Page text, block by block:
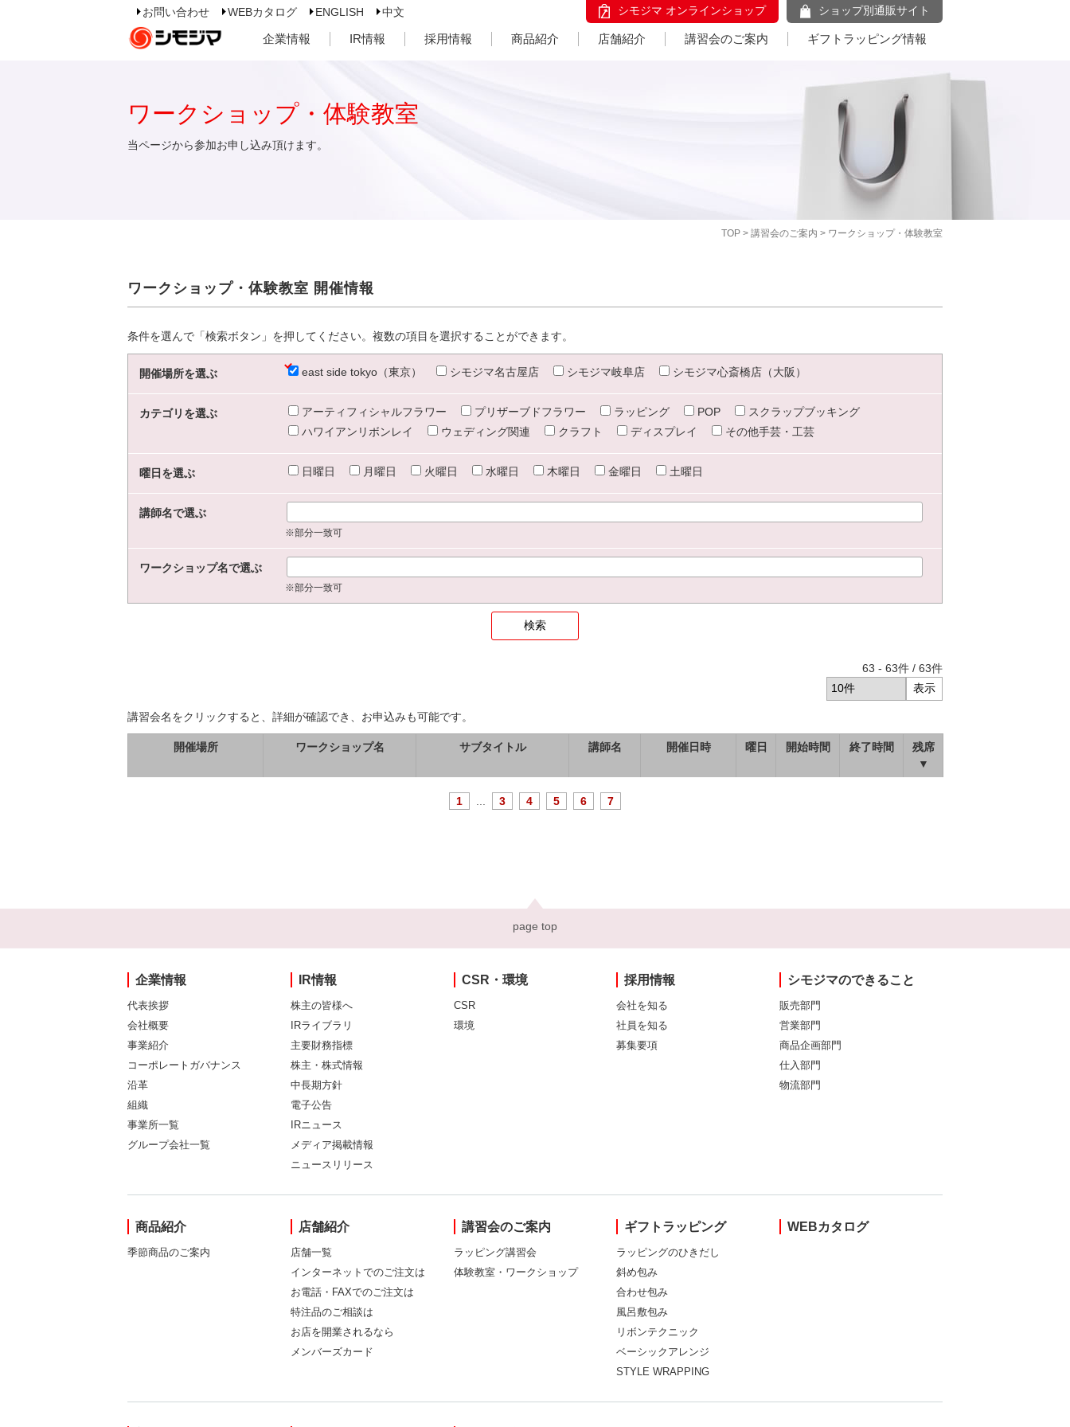
お問い合わせ WEBカタログ ENGLISH 中文 シモジマ オンラインショップ ショップ別通販サイト
企業情報 IR情報 採用情報 商品紹介 店舗紹介 講習会のご案内 ギフトラッピング情報
TOP > 講習会のご案内 > ワークショップ・体験教室
ワークショップ・体験教室
当ページから参加お申し込み頂けます。
ワークショップ・体験教室 開催情報
条件を選んで「検索ボタン」を押してください。複数の項目を選択することができます。
開催場所を選ぶ east side tokyo（東京） シモジマ名古屋店 シモジマ岐阜店 シモジマ心斎橋店（大阪）
カテゴリを選ぶ アーティフィシャルフラワー プリザーブドフラワー ラッピング POP
スクラップブッキング
ハワイアンリボンレイ
ウェディング関連 クラフト ディスプレイ その他手芸・工芸
曜日を選ぶ 日曜日 月曜日 火曜日 水曜日 木曜日 金曜日 土曜日
講師名で選ぶ
※部分一致可
ワークショップ名で選ぶ
※部分一致可
63 - 63件 / 63件
講習会名をクリックすると、詳細が確認でき、お申込みも可能です。
開催場所 ワークショップ名 サブタイトル 講師名 開催日時 曜日 開始時間 終了時間
残席
▼
1 3 4 5 6 7
page top
企業情報
代表挨拶
会社概要
事業紹介
コーポレートガバナンス
沿革
組織
事業所一覧
グループ会社一覧
IR情報
株主の皆様へ
IRライブラリ
主要財務指標
株主・株式情報
中長期方針
電子公告
IRニュース
メディア掲載情報
ニュースリリース
CSR・環境
CSR
環境
採用情報
会社を知る
社員を知る
募集要項
シモジマのできること
販売部門
営業部門
商品企画部門
仕入部門
物流部門
商品紹介
季節商品のご案内
店舗紹介
店舗一覧
インターネットでのご注文は
お電話・FAXでのご注文は
特注品のご相談は
お店を開業されるなら
メンバーズカード
講習会のご案内
ラッピング講習会
体験教室・ワークショップ
ギフトラッピング
ラッピングのひきだし
斜め包み
合わせ包み
風呂敷包み
リボンテクニック
ベーシックアレンジ
STYLE WRAPPING
WEBカタログ